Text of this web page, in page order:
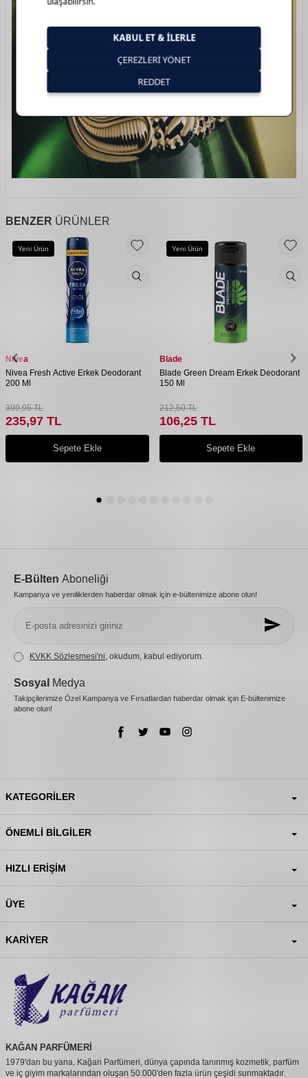
BENZER ÜRÜNLER
Yeni Ürün
Nivea
Nivea Fresh Active Erkek Deodorant
200 Ml
399,95TL
235,97 TL
Sepete Ekle
Yeni Ürün
Blade
Blade Green Dream Erkek Deodorant
150 Ml
212,50TL
106,25TL
Sepete Ekle
E-Bülten Aboneliği
Kampanya ve yeniliklerden haberdar olmak için e-bültenimize abone olun!
KVKK Sözleşmesi'ni , okudum, kabul ediyorum.
Sosyal Medya
Takipçilerimize Özel Kampanya ve Fırsatlardan haberdar olmak için E-bültenimize
abone olun!
KATEGORILER
ÖNEMLI BILGILER
HIZLI ERIŞIM
ÜYE
KARIYER
KAĞAN PARFÜMERİ
1979'dan bu yana, Kağan Parfümeri, dünya çapında tanınmış kozmetik, parfüm
ve iç giyim markalarından oluşan 50.000'den fazla ürün çeşidi sunmaktadır.